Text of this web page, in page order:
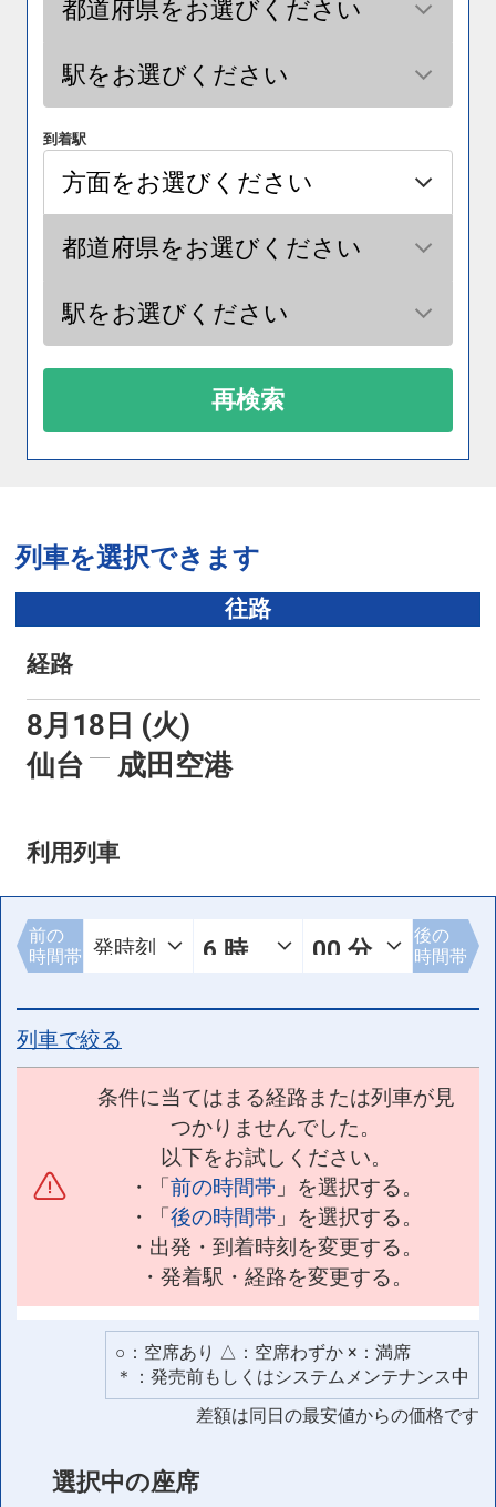
到着駅
再検索
列車を選択できます
往路
経路
8月18日 (火)
仙台
成田空港
利用列車
前の
時間帯
後の
時間帯
列車で絞る
条件に当てはまる経路または列車が見
つかりませんでした。
以下をお試しください。
・「前の時間帯 」を選択する。
・「後の時間帯 」を選択する。
・出発・到着時刻を変更する。
・発着駅・経路を変更する。
○：空席あり △：空席わずか ×：満席
＊：発売前もしくはシステムメンテナンス中
差額は同日の最安値からの価格です
選択中の座席